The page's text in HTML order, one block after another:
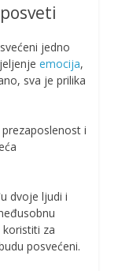
jedno
emocija,
sva je prilika
i
dvoje ljudi i
za
posvećeni.